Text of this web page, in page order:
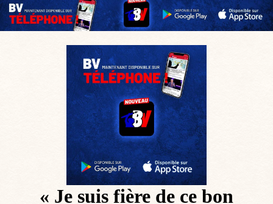
« Je suis fière de ce bon